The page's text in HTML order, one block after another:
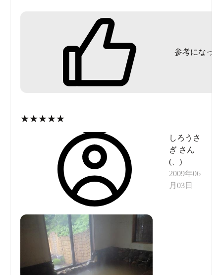
これが間欠泉の露天風呂か。本当に入って大丈夫なの
いざ間欠泉の温泉へ
宿のスタッフの方と一緒に男女に別れた温泉へと進む
と、まずは茶色いお湯の内湯が現れた。
まさかここからお湯が噴き出すのかと一瞬思ったが、こ
い半透明な湯となっていました。
露天風呂は、濃い黄土色の湯となり、岩肌を伝う
湯出口は温かい湯となっていましたが、湯船の中
はぬるめの湯になりました。間欠泉は、透明な温
泉で炭酸をたっぷりと含んでいました。
参考になった
★★★★★
しろうさ
ぎ さん
(
)
2009年06
月03日